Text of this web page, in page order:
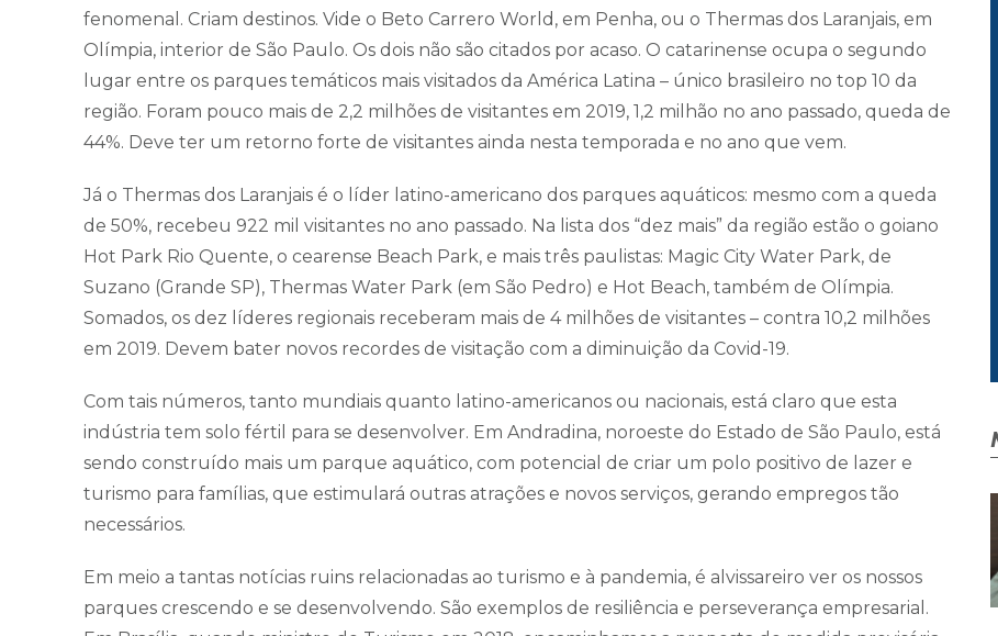
fenomenal. Criam destinos. Vide o Beto Carrero World, em Penha, ou o Thermas dos Laranjais, em
Olímpia, interior de São Paulo. Os dois não são citados por acaso. O catarinense ocupa o segundo
lugar entre os parques temáticos mais visitados da América Latina – único brasileiro no top 10 da
região. Foram pouco mais de 2,2 milhões de visitantes em 2019, 1,2 milhão no ano passado, queda de
44%. Deve ter um retorno forte de visitantes ainda nesta temporada e no ano que vem.
Já o Thermas dos Laranjais é o líder latino-americano dos parques aquáticos: mesmo com a queda
de 50%, recebeu 922 mil visitantes no ano passado. Na lista dos “dez mais” da região estão o goiano
Hot Park Rio Quente, o cearense Beach Park, e mais três paulistas: Magic City Water Park, de
Suzano (Grande SP), Thermas Water Park (em São Pedro) e Hot Beach, também de Olímpia.
Somados, os dez líderes regionais receberam mais de 4 milhões de visitantes – contra 10,2 milhões
em 2019. Devem bater novos recordes de visitação com a diminuição da Covid-19.
Com tais números, tanto mundiais quanto latino-americanos ou nacionais, está claro que esta
indústria tem solo fértil para se desenvolver. Em Andradina, noroeste do Estado de São Paulo, está
sendo construído mais um parque aquático, com potencial de criar um polo positivo de lazer e
turismo para famílias, que estimulará outras atrações e novos serviços, gerando empregos tão
necessários.
Em meio a tantas notícias ruins relacionadas ao turismo e à pandemia, é alvissareiro ver os nossos
parques crescendo e se desenvolvendo. São exemplos de resiliência e perseverança empresarial.